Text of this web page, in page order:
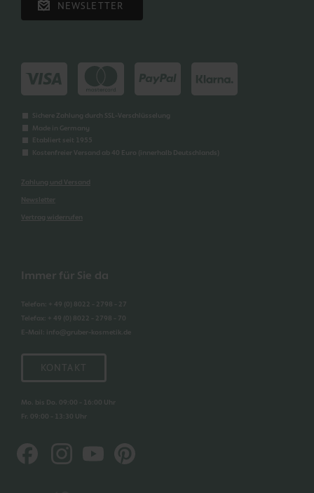
Immer für Sie da
Telefon
+ 49 (0) 8022 - 2798 - 27
Telefax
+ 49 (0) 8022 - 2798 - 70
E-Mail
info@gruber-kosmetik.de
KONTAKT
Mo. bis Do. 09:00 - 16:00 Uhr
Fr. 09:00 - 13:30 Uhr
Sichere Zahlung durch SSL-Verschlüsselung
Made in Germany
Etabliert seit 1955
Kostenfreier Versand ab 40 Euro (innerhalb Deutschlands)
Zahlung und Versand
Newsletter
Vertrag widerrufen
NEWSLETTER